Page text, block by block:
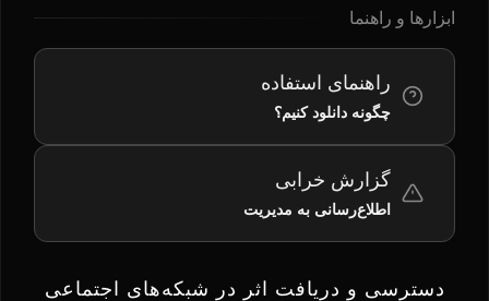
ابزارها و راهنما
راهنمای استفاده
چگونه دانلود کنیم؟
گزارش خرابی
اطلاع‌رسانی به مدیریت
دسترسی و دریافت اثر در شبکه‌های اجتماعی